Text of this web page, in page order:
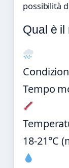
possibilità
Qual è il
Tempo
18-21°C